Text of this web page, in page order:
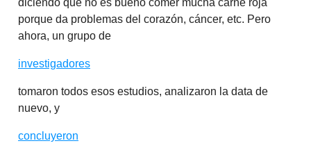
diciendo que no es bueno comer mucha carne roja
porque da problemas del corazón, cáncer, etc. Pero
ahora, un grupo de
investigadores
tomaron todos esos estudios, analizaron la data de
nuevo, y
concluyeron